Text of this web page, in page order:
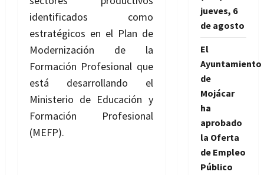
identificados como
estratégicos en el Plan de
Modernización de la
Formación Profesional que
está desarrollando el
Ministerio de Educación y
Formación Profesional
(MEFP).
jueves, 6
de agosto
El
Ayuntamiento
de
Mojácar
ha
aprobado
la Oferta
de Empleo
Público